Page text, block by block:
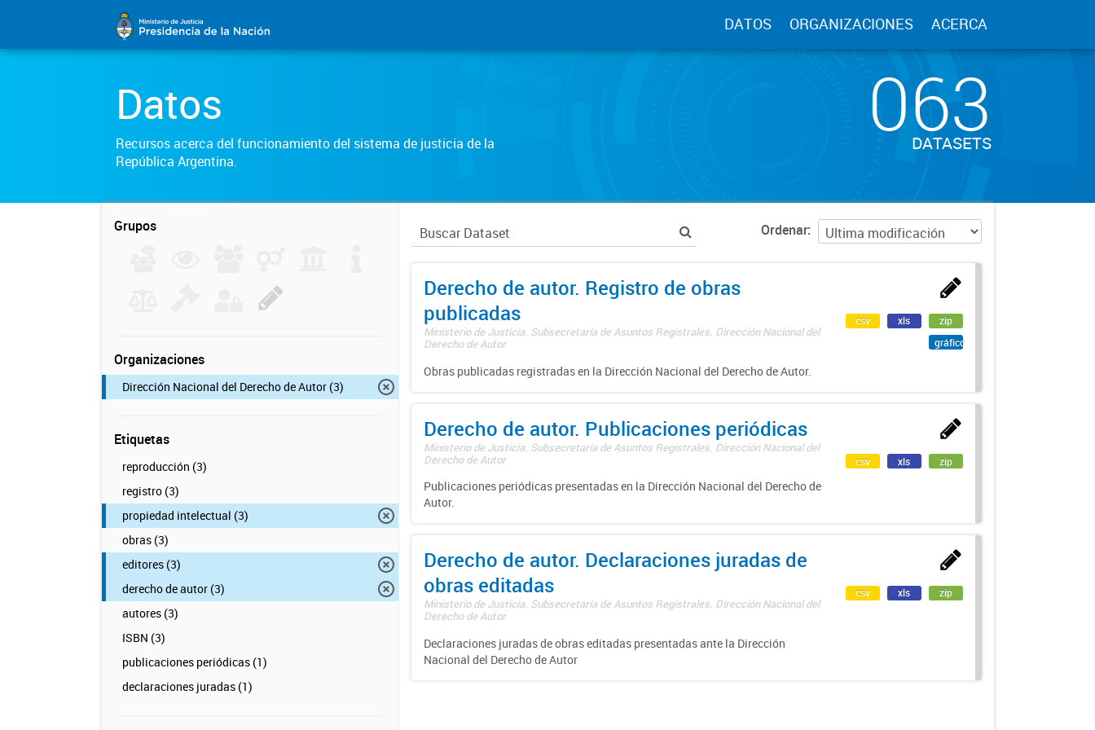
DATOS ORGANIZACIONES ACERCA
Datos
Recursos acerca del funcionamiento del sistema de justicia de la
República Argentina.
063
DATASETS
Grupos
Organizaciones
Dirección Nacional del Derecho de Autor (3)
Etiquetas
reproducción (3)
registro (3)
propiedad intelectual (3)
obras (3)
editores (3)
derecho de autor (3)
autores (3)
ISBN (3)
publicaciones periódicas (1)
declaraciones juradas (1)
Ordenar
Derecho de autor. Registro de obras
publicadas
Ministerio de Justicia. Subsecretaría de Asuntos Registrales. Dirección Nacional del
Derecho de Autor
Obras publicadas registradas en la Dirección Nacional del Derecho de Autor.
csv xls
zip
gráfico
Derecho de autor. Publicaciones periódicas
Ministerio de Justicia. Subsecretaría de Asuntos Registrales. Dirección Nacional del
Derecho de Autor
Publicaciones periódicas presentadas en la Dirección Nacional del Derecho de
Autor.
csv xls zip
Derecho de autor. Declaraciones juradas de
obras editadas
Ministerio de Justicia. Subsecretaría de Asuntos Registrales. Dirección Nacional del
Derecho de Autor
Declaraciones juradas de obras editadas presentadas ante la Dirección
Nacional del Derecho de Autor
csv xls zip